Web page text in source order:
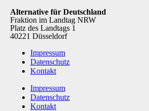
Alternative für Deutschland
Fraktion im Landtag NRW
Platz des Landtags 1
40221 Düsseldorf
Impressum
Datenschutz
Kontakt
Impressum
Datenschutz
Kontakt